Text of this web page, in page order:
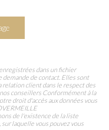
dans un fichier
de contact. Elles sont
relation client dans le respect des
conseillers Conformément à la
droit d'accès aux données vous
de l'existence de la liste
laquelle vous pouvez vous